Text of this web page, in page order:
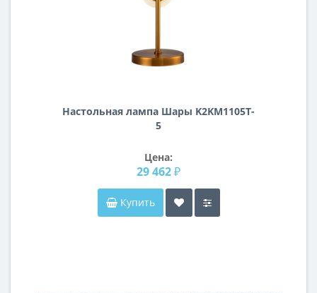
Настольная лампа Шары K2KM1105T-
5
Цена:
29 462 ₽
Купить